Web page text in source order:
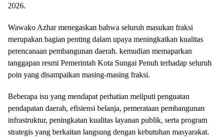
2026.
Wawako Azhar menegaskan bahwa seluruh masukan fraksi
merupakan bagian penting dalam upaya meningkatkan kualitas
perencanaan pembangunan daerah. kemudian memaparkan
tanggapan resmi Pemerintah Kota Sungai Penuh terhadap seluruh
poin yang disampaikan masing-masing fraksi.
Beberapa isu yang mendapat perhatian meliputi penguatan
pendapatan daerah, efisiensi belanja, pemerataan pembangunan
infrastruktur, peningkatan kualitas layanan publik, serta program
strategis yang berkaitan langsung dengan kebutuhan masyarakat.